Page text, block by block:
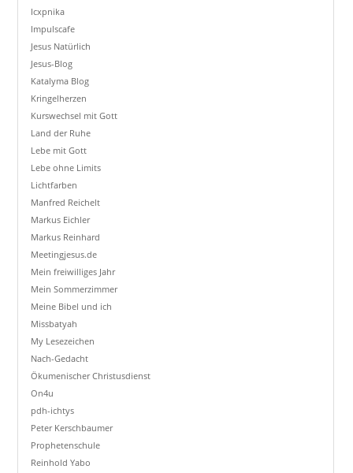
Icxpnika
Impulscafe
Jesus Natürlich
Jesus-Blog
Katalyma Blog
Kringelherzen
Kurswechsel mit Gott
Land der Ruhe
Lebe mit Gott
Lebe ohne Limits
Lichtfarben
Manfred Reichelt
Markus Eichler
Markus Reinhard
Meetingjesus.de
Mein freiwilliges Jahr
Mein Sommerzimmer
Meine Bibel und ich
Missbatyah
My Lesezeichen
Nach-Gedacht
Ökumenischer Christusdienst
On4u
pdh-ichtys
Peter Kerschbaumer
Prophetenschule
Reinhold Yabo